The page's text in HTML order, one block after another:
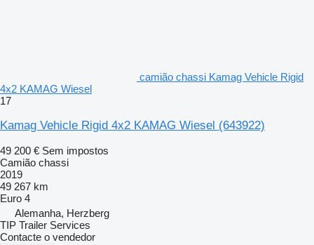
camião chassi Kamag Vehicle Rigid
4x2 KAMAG Wiesel
17
Kamag Vehicle Rigid 4x2 KAMAG Wiesel (643922)
49 200 € Sem impostos
Camião chassi
2019
49 267 km
Euro 4
Alemanha, Herzberg
TIP Trailer Services
Contacte o vendedor